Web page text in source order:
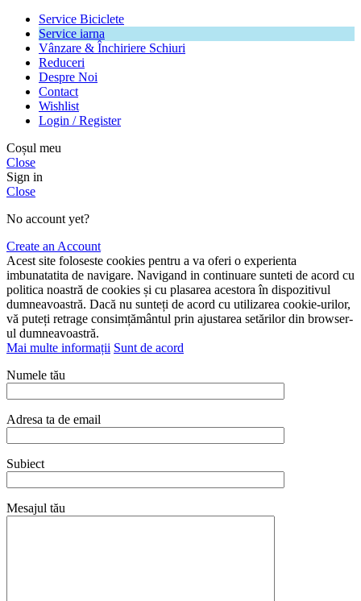
Service Biciclete
Service iarna
Vânzare & Închiriere Schiuri
Reduceri
Despre Noi
Contact
Wishlist
Login / Register
Coșul meu
Close
Sign in
Close
No account yet?
Create an Account
Acest site foloseste cookies pentru a va oferi o experienta
imbunatatita de navigare. Navigand in continuare sunteti de acord cu
politica noastră de cookies și cu plasarea acestora în dispozitivul
dumneavoastră. Dacă nu sunteți de acord cu utilizarea cookie-urilor,
vă puteți retrage consimțământul prin ajustarea setărilor din browser-
ul dumneavoastră.
Mai multe informații Sunt de acord
Numele tău
Adresa ta de email
Subiect
Mesajul tău